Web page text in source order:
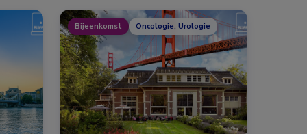
Bijeenkomst Oncologie, Urologie